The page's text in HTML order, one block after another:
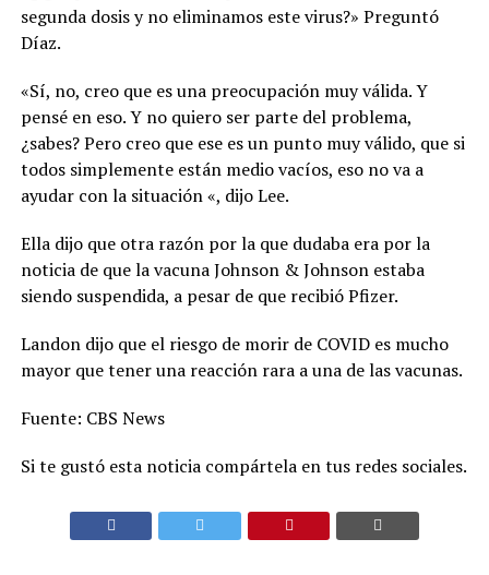
segunda dosis y no eliminamos este virus?» Preguntó
Díaz.
«Sí, no, creo que es una preocupación muy válida. Y
pensé en eso. Y no quiero ser parte del problema,
¿sabes? Pero creo que ese es un punto muy válido, que si
todos simplemente están medio vacíos, eso no va a
ayudar con la situación «, dijo Lee.
Ella dijo que otra razón por la que dudaba era por la
noticia de que la vacuna Johnson & Johnson estaba
siendo suspendida, a pesar de que recibió Pfizer.
Landon dijo que el riesgo de morir de COVID es mucho
mayor que tener una reacción rara a una de las vacunas.
Fuente: CBS News
Si te gustó esta noticia compártela en tus redes sociales.